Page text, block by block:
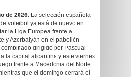
de 2026. La selección española
voleibol ya está de nuevo en
la Liga Europea frente a
y Azerbaiyán en el pabellón
dirigido por Pascual
la capital alicantina y este viernes
frente a Macedonia del Norte
que el domingo cerrará el